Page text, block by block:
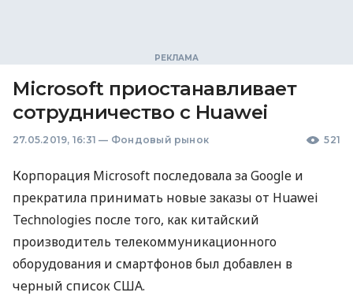
Microsoft приостанавливает
сотрудничество с Huawei
27.05.2019, 16:31 — Фондовый рынок 521
Корпорация Microsoft последовала за Google и
прекратила принимать новые заказы от Huawei
Technologies после того, как китайский
производитель телекоммуникационного
оборудования и смартфонов был добавлен в
черный списокСША.